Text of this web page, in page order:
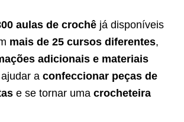
aulas de crochê já disponíveis
mais de 25 cursos diferentes,
adicionais e materiais
a confeccionar peças de
e se tornar uma crocheteira